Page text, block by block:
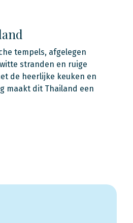
tempels, afgelegen
stranden en ruige
de heerlijke keuken en
maakt dit Thailand een